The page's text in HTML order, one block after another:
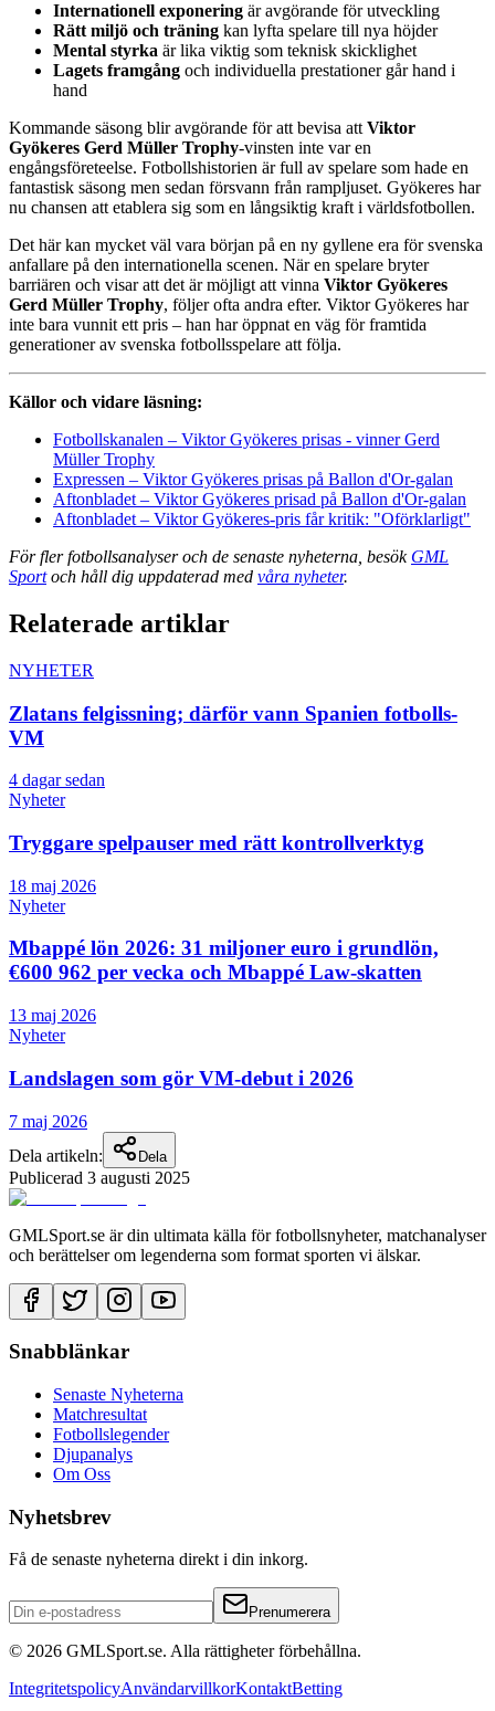
Internationell exponering är avgörande för utveckling
Rätt miljö och träning kan lyfta spelare till nya höjder
Mental styrka är lika viktig som teknisk skicklighet
Lagets framgång och individuella prestationer går hand i
hand
Kommande säsong blir avgörande för att bevisa att Viktor
Gyökeres Gerd Müller Trophy-vinsten inte var en
engångsföreteelse. Fotbollshistorien är full av spelare som hade en
fantastisk säsong men sedan försvann från rampljuset. Gyökeres har
nu chansen att etablera sig som en långsiktig kraft i världsfotbollen.
Det här kan mycket väl vara början på en ny gyllene era för svenska
anfallare på den internationella scenen. När en spelare bryter
barriären och visar att det är möjligt att vinna Viktor Gyökeres
Gerd Müller Trophy, följer ofta andra efter. Viktor Gyökeres har
inte bara vunnit ett pris – han har öppnat en väg för framtida
generationer av svenska fotbollsspelare att följa.
Källor och vidare läsning:
Fotbollskanalen – Viktor Gyökeres prisas - vinner Gerd
Müller Trophy
Expressen – Viktor Gyökeres prisas på Ballon d'Or-galan
Aftonbladet – Viktor Gyökeres prisad på Ballon d'Or-galan
Aftonbladet – Viktor Gyökeres-pris får kritik: "Oförklarligt"
För fler fotbollsanalyser och de senaste nyheterna, besök GML
Sportoch håll dig uppdaterad med våra nyheter.
Relaterade artiklar
NYHETER
Zlatans felgissning; därför vann Spanien fotbolls-
VM
4 dagar sedan
Nyheter
Tryggare spelpauser med rätt kontrollverktyg
18 maj 2026
Nyheter
Mbappé lön 2026: 31 miljoner euro i grundlön,
€600 962 per vecka och Mbappé Law-skatten
13 maj 2026
Nyheter
Landslagen som gör VM-debut i 2026
7 maj 2026
Dela artikeln:
Dela
Publicerad 3 augusti 2025
GMLSport.se är din ultimata källa för fotbollsnyheter, matchanalyser
och berättelser om legenderna som format sporten vi älskar.
Snabblänkar
Senaste Nyheterna
Matchresultat
Fotbollslegender
Djupanalys
Om Oss
Nyhetsbrev
Få de senaste nyheterna direkt i din inkorg.
Prenumerera
© 2026 GMLSport.se. Alla rättigheter förbehållna.
IntegritetspolicyAnvändarvillkorKontaktBetting